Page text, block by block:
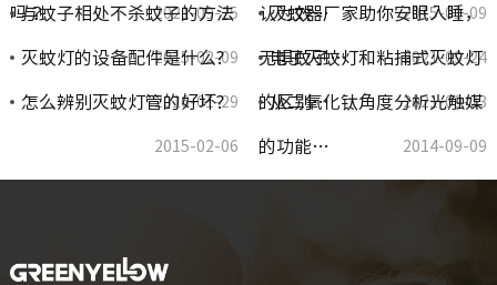
吗？ 2021-09-25 认为效… 2015-01-09
与蚊子相处不杀蚊子的方法
2015-02-09
灭蚊器厂家助你安眠入睡，
无惧蚊子… 2021-09-24
灭蚊灯的设备配件是什么?
2016-01-29
电子灭蚊灯和粘捕式灭蚊灯
的区别… 2021-09-23
怎么辨别灭蚊灯管的好坏?
2015-02-06
从二氧化钛角度分析光触媒
的功能… 2014-09-09